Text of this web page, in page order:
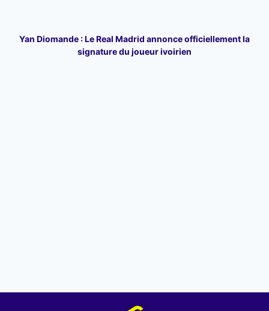
Yan Diomande : Le Real Madrid annonce officiellement la
signature du joueur ivoirien